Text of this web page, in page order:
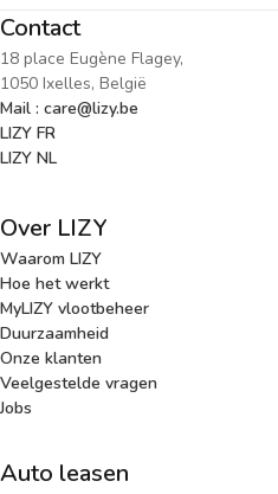
Contact
18 place Eugène Flagey,
1050 Ixelles, België
Mail : care@lizy.be
LIZY FR
LIZY NL
Over LIZY
Waarom LIZY
Hoe het werkt
MyLIZY vlootbeheer
Duurzaamheid
Onze klanten
Veelgestelde vragen
Jobs
Auto leasen